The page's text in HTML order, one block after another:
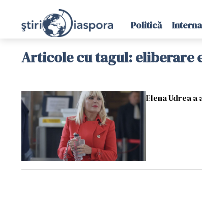
Politică
Articole cu tagul: eliberare
Elena Udrea a